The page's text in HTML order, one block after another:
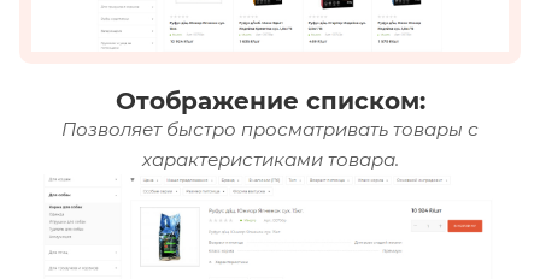
Отображение списком:
Позволяет быстро просматривать товары с
характеристиками товара.